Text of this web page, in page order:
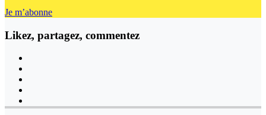
Je m’abonne
Likez, partagez, commentez